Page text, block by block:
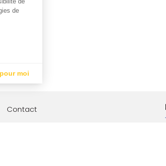
Contact
de
moi
vos paramètres de confidentialité, en